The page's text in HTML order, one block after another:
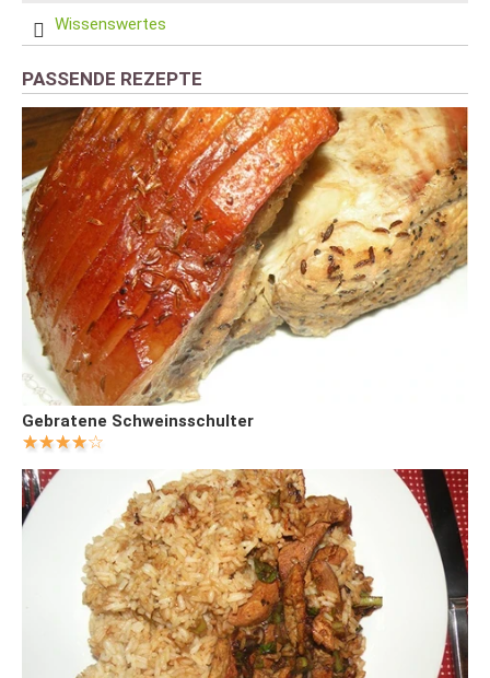
Wissenswertes
PASSENDE REZEPTE
Gebratene Schweinsschulter